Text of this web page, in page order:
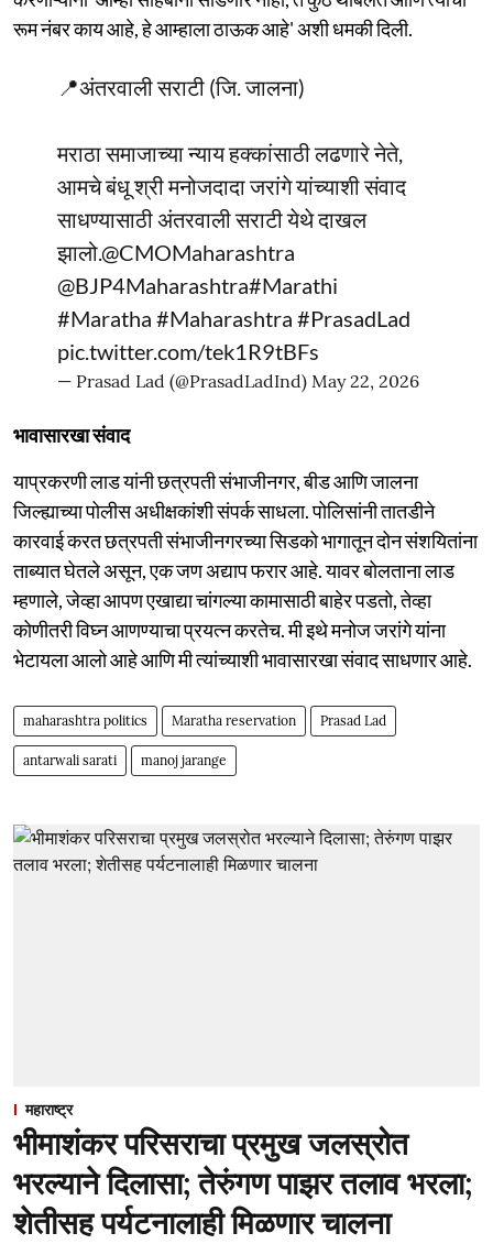
रूम नंबर काय आहे, हे आम्हाला ठाऊक आहे' अशी धमकी दिली.
📍अंतरवाली सराटी (जि. जालना)
मराठा समाजाच्या न्याय हक्कांसाठी लढणारे नेते,
आमचे बंधू श्री मनोजदादा जरांगे यांच्याशी संवाद
साधण्यासाठी अंतरवाली सराटी येथे दाखल
झालो.@CMOMaharashtra
@BJP4Maharashtra#Marathi
#Maratha #Maharashtra #PrasadLad
pic.twitter.com/tek1R9tBFs
— Prasad Lad (@PrasadLadInd) May 22, 2026
भावासारखा संवाद
याप्रकरणी लाड यांनी छत्रपती संभाजीनगर, बीड आणि जालना
जिल्ह्याच्या पोलीस अधीक्षकांशी संपर्क साधला. पोलिसांनी तातडीने
कारवाई करत छत्रपती संभाजीनगरच्या सिडको भागातून दोन संशयितांना
ताब्यात घेतले असून, एक जण अद्याप फरार आहे. यावर बोलताना लाड
म्हणाले, जेव्हा आपण एखाद्या चांगल्या कामासाठी बाहेर पडतो, तेव्हा
कोणीतरी विघ्न आणण्याचा प्रयत्न करतेच. मी इथे मनोज जरांगे यांना
भेटायला आलो आहे आणि मी त्यांच्याशी भावासारखा संवाद साधणार आहे.
maharashtra politics Maratha reservation Prasad Lad
antarwali sarati manoj jarange
महाराष्ट्र
भीमाशंकर परिसराचा प्रमुख जलस्रोत
भरल्याने दिलासा; तेरुंगण पाझर तलाव भरला;
शेतीसह पर्यटनालाही मिळणार चालना